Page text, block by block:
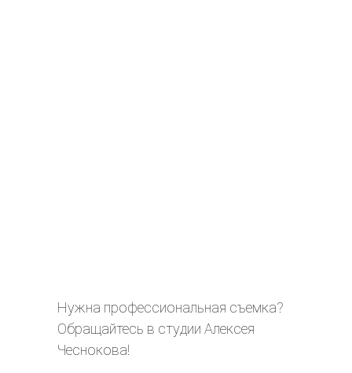
Нужна профессиональная съемка?
Обращайтесь в студии Алексея
Чеснокова!